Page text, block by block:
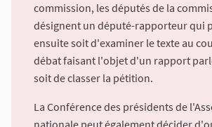
commission, les députés de la
désignent un député-rapporteur qui
ensuite soit d'examiner le texte au
débat faisant l'objet d'un rapport
soit de classer la pétition.
La Conférence des présidents de